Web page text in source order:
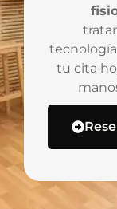
tu cita